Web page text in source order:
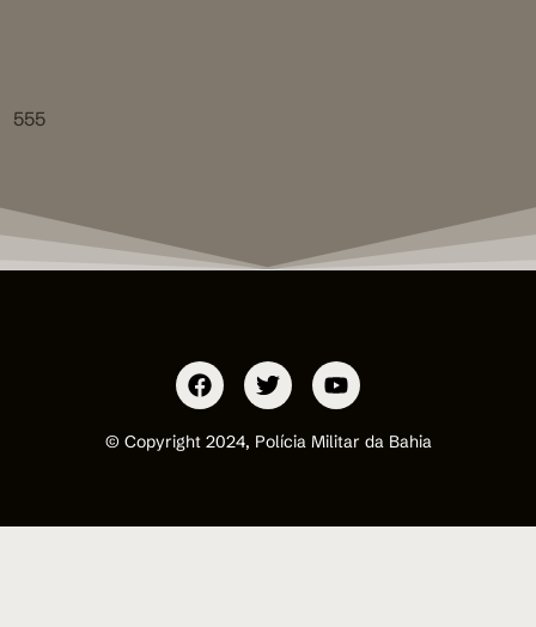
555
© Copyright 2024, Polícia Militar da Bahia